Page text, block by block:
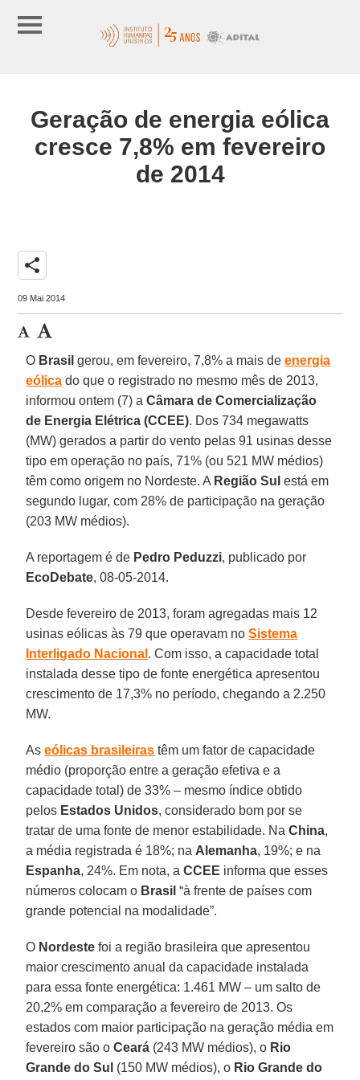
Geração de energia eólica
cresce 7,8% em fevereiro
de 2014
share
09 Mai 2014
O Brasil gerou, em fevereiro, 7,8% a mais deenergia
eólica do que o registrado no mesmo mês de 2013,
informou ontem (7) aCâmara de Comercialização
de Energia Elétrica (CCEE). Dos 734 megawatts
(MW) gerados a partir do vento pelas 91 usinas desse
tipo em operação no país, 71% (ou 521 MW médios)
têm como origem no Nordeste. A Região Sul está em
segundo lugar, com 28% de participação na geração
(203 MW médios).
A reportagem é de Pedro Peduzzi, publicado por
EcoDebate, 08-05-2014.
Desde fevereiro de 2013, foram agregadas mais 12
usinas eólicas às 79 que operavam noSistema
Interligado Nacional . Com isso, a capacidade total
instalada desse tipo de fonte energética apresentou
crescimento de 17,3% no período, chegando a 2.250
MW.
Aseólicas brasileiras têm um fator de capacidade
médio (proporção entre a geração efetiva e a
capacidade total) de 33% – mesmo índice obtido
pelos Estados Unidos, considerado bom por se
tratar de uma fonte de menor estabilidade. NaChina,
a média registrada é 18%; na Alemanha, 19%; e na
Espanha, 24%. Em nota, aCCEE informa que esses
números colocam o Brasil “à frente de países com
grande potencial na modalidade”.
O Nordeste foi a região brasileira que apresentou
maior crescimento anual da capacidade instalada
para essa fonte energética: 1.461 MW – um salto de
20,2% em comparação a fevereiro de 2013. Os
estados com maior participação na geração média em
fevereiro são oCeará (243 MW médios), o Rio
Grande do Sul (150 MW médios), o Rio Grande do